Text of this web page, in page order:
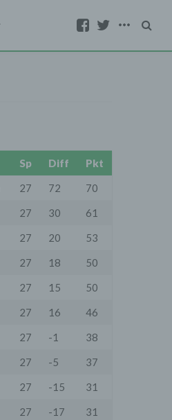
Sp Diff
Pkt
27 72
70
27 30
61
27 20
53
27 18
50
27 15
50
27 16
46
27 -1
38
27 -5
37
27 -15
31
27 -17
31